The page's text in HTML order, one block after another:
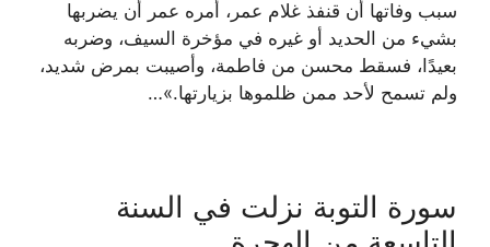
سبب وفاتها أن قنفذ غلام عمر، أمره عمر أن يضربها
بشيء من الحديد أو غيره في مؤخرة السيف، وضربه
بعيدًا، فسقط محسن من فاطمة، وأصيبت بمرض شديد،
ولم تسمح لأحد ممن ظلموها بزيارتها.»…
سورة التوبة نزلت في السنة